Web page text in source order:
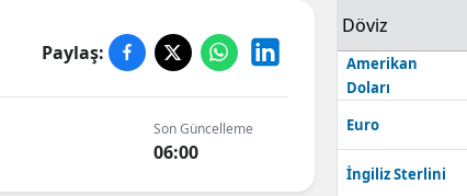
Paylaş:
Son Güncelleme
06:00
Döviz
Amerikan
Doları
Euro
İngiliz Sterlini